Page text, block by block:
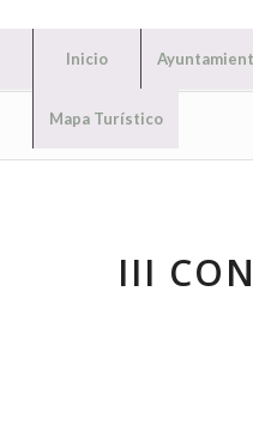
Inicio
Mapa Turístico
III